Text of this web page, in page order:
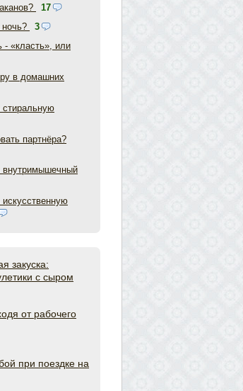
17
3
- «класть», или
в домашних
стиральную
партнёра?
внутримышечный
закуска:
с сыром
от рабочего
при поездке на